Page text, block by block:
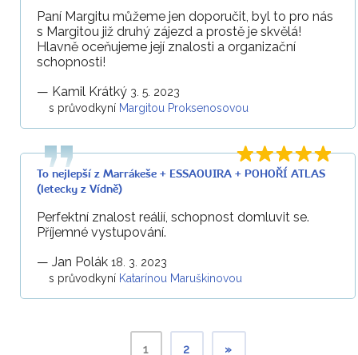
Paní Margitu můžeme jen doporučit, byl to pro nás
s Margitou již druhý zájezd a prostě je skvělá!
Hlavně oceňujeme její znalosti a organizační
schopnosti!
— Kamil Krátký 3. 5. 2023
s průvodkyní Margitou Proksenosovou
To nejlepší z Marrákeše + ESSAOUIRA + POHOŘÍ ATLAS
(letecky z Vídně)
Perfektní znalost reálií, schopnost domluvit se.
Příjemné vystupování.
— Jan Polák 18. 3. 2023
s průvodkyní Katarínou Maruškinovou
1 2 »